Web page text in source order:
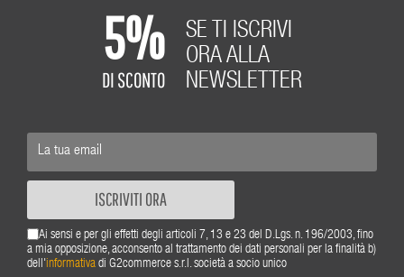
5%
DI SCONTO
SE TI ISCRIVI
ORA ALLA
NEWSLETTER
ISCRIVITI ORA
Ai sensi e per gli effetti degli articoli 7, 13 e 23 del D.Lgs. n. 196/2003, fino
a mia opposizione, acconsento al trattamento dei dati personali per la finalità b)
dell'informativa di G2commerce s.r.l. società a socio unico